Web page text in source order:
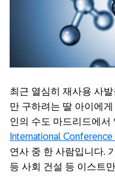
최근 열심히 재사용 사
만 구하려는 딸 아이에
인의 수도 마드리드에서
International
연사 중 한 사람입니다.
등 사회 건설 등 이스트